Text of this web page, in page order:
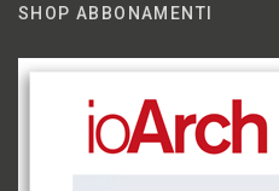
SHOP ABBONAMENTI